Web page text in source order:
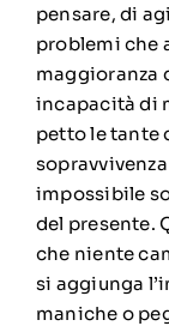
pensare, di
problemi che
maggioranza
incapacità di
petto le tante
impossibile
del presente.
che niente
si aggiunga
maniche o